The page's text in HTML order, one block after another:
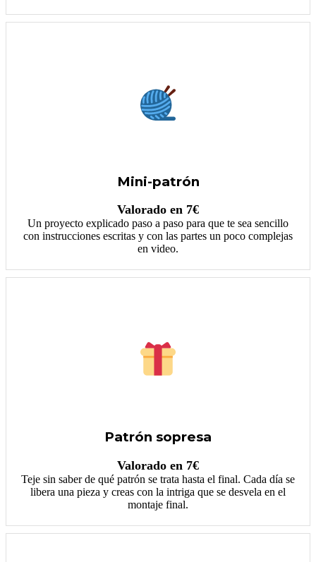
Mini-patrón
Valorado en 7€
Un proyecto explicado paso a paso para que te sea sencillo
con instrucciones escritas y con las partes un poco complejas
en video.
Patrón sopresa
Valorado en 7€
Teje sin saber de qué patrón se trata hasta el final. Cada día se
libera una pieza y creas con la intriga que se desvela en el
montaje final.